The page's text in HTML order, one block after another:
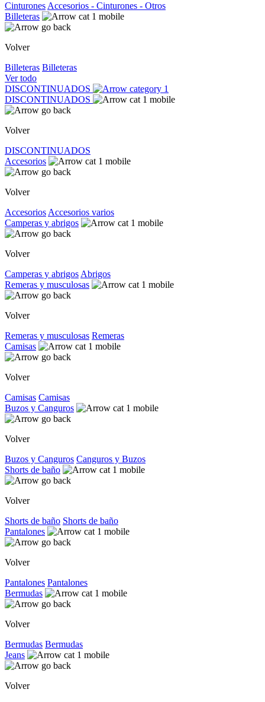
Cinturones Accesorios - Cinturones - Otros
Billeteras
Volver
Billeteras Billeteras
Ver todo
DISCONTINUADOS
DISCONTINUADOS
Volver
DISCONTINUADOS
Accesorios
Volver
Accesorios Accesorios varios
Camperas y abrigos
Volver
Camperas y abrigos Abrigos
Remeras y musculosas
Volver
Remeras y musculosas Remeras
Camisas
Volver
Camisas Camisas
Buzos y Canguros
Volver
Buzos y Canguros Canguros y Buzos
Shorts de baño
Volver
Shorts de baño Shorts de baño
Pantalones
Volver
Pantalones Pantalones
Bermudas
Volver
Bermudas Bermudas
Jeans
Volver